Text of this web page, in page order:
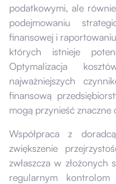
podatkowymi, ale
podejmowaniu
finansowej i
których istnieje
Optymalizacja
najważniejszych
finansową
mogą przynieść znaczne
Współpraca z
zwiększenie
zwłaszcza w
regularnym